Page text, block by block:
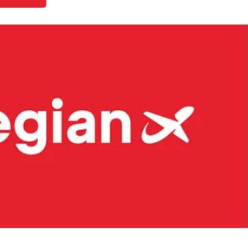
varav 48 är Bombardier Dash 8-plan
Handling levererar marktjänster på 41
i Norge.